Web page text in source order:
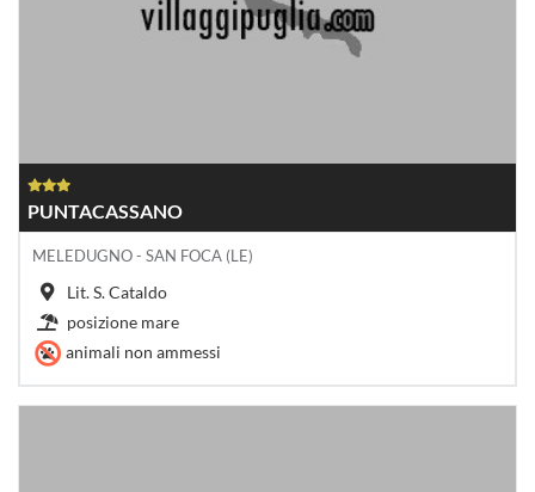
PUNTACASSANO
MELEDUGNO - SAN FOCA (LE)
Lit. S. Cataldo
posizione mare
animali non ammessi